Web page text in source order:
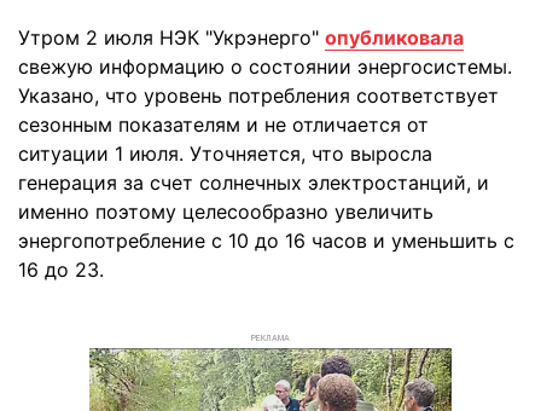
Утром 2 июля НЭК "Укрэнерго" опубликовала
свежую информацию о состоянии энергосистемы.
Указано, что уровень потребления соответствует
сезонным показателям и не отличается от
ситуации 1 июля. Уточняется, что выросла
генерация за счет солнечных электростанций, и
именно поэтому целесообразно увеличить
энергопотребление с 10 до 16 часов и уменьшить с
16 до 23.
РЕКЛАМА